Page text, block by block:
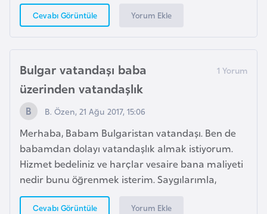
Cevabı Görüntüle Yorum Ekle
Bulgar vatandaşı baba
üzerinden vatandaşlık
B. Özen, 21 Ağu 2017, 15:06
Merhaba, Babam Bulgaristan vatandaşı. Ben de
babamdan dolayı vatandaşlık almak istiyorum.
Hizmet bedeliniz ve harçlar vesaire bana maliyeti
nedir bunu öğrenmek isterim. Saygılarımla,
Cevabı Görüntüle Yorum Ekle
t
K
o
n
g
o
B
u
l